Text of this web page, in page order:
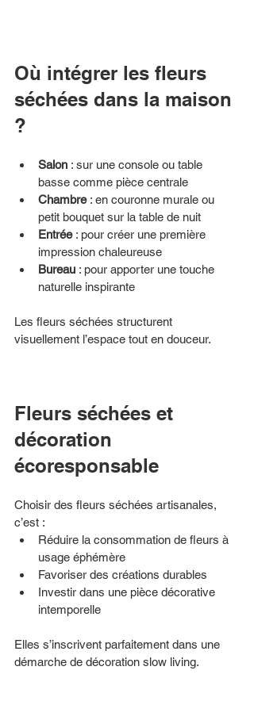
Où intégrer les fleurs
séchées dans la maison
?
Salon : sur une console ou table
basse comme pièce centrale
Chambre : en couronne murale ou
petit bouquet sur la table de nuit
Entrée : pour créer une première
impression chaleureuse
Bureau : pour apporter une touche
naturelle inspirante
Les fleurs séchées structurent
visuellement l’espace tout en douceur.
Fleurs séchées et
décoration
écoresponsable
Choisir des fleurs séchées artisanales,
c’est :
Réduire la consommation de fleurs à
usage éphémère
Favoriser des créations durables
Investir dans une pièce décorative
intemporelle
Elles s’inscrivent parfaitement dans une
démarche de décoration slow living.